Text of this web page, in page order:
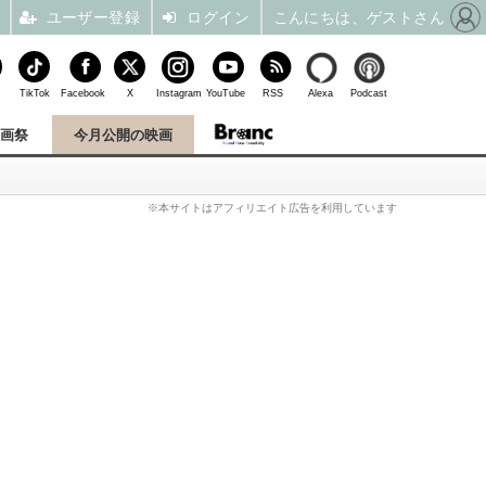
祭 今月公開の映画
※本サイトはアフィリエイト広告を利用しています
TikTok Facebook X Instagram YouTube RSS Alexa Podcast
ユーザー登録 ログイン こんにちは、ゲストさん